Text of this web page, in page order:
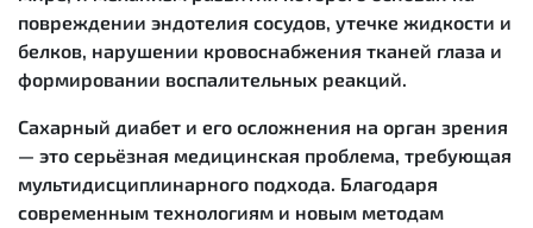
повреждении эндотелия сосудов, утечке жидкости и
белков, нарушении кровоснабжения тканей глаза и
формировании воспалительных реакций.
Сахарный диабет и его осложнения на орган зрения
— это серьёзная медицинская проблема, требующая
мультидисциплинарного подхода. Благодаря
современным технологиям и новым методам